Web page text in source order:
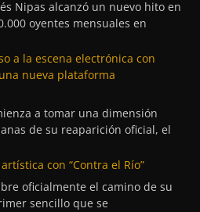
Nipas alcanzó un nuevo hito en
oyentes mensuales en
a la escena electrónica con
nueva plataforma
a tomar una dimensión
de su reaparición oficial, el
con “Contra el Río”
oficialmente el camino de su
sencillo que se